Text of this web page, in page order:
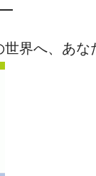
世界へ、あ